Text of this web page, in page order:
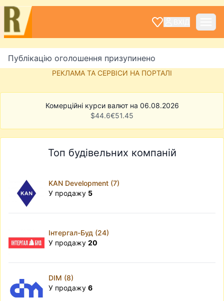
Публікацію оголошення призупинено
РЕКЛАМА ТА СЕРВІСИ НА ПОРТАЛІ
Комерційні курси валют на 06.08.2026
$44.6€51.45
Топ будівельних компаній
KAN Development (7)
У продажу 5
Інтергал-Буд (24)
У продажу 20
DIM (8)
У продажу 6